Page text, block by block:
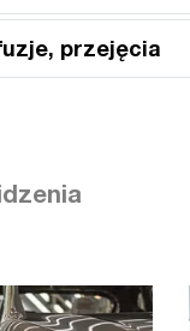
przejęcia